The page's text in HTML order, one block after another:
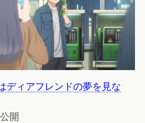
ディアフレンドの夢を見な
開